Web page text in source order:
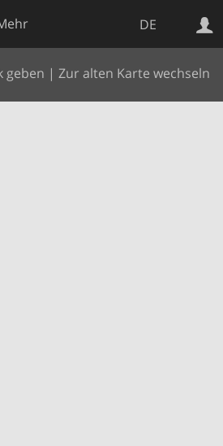
DE
geben | Zur alten Karte wechseln
Websuche